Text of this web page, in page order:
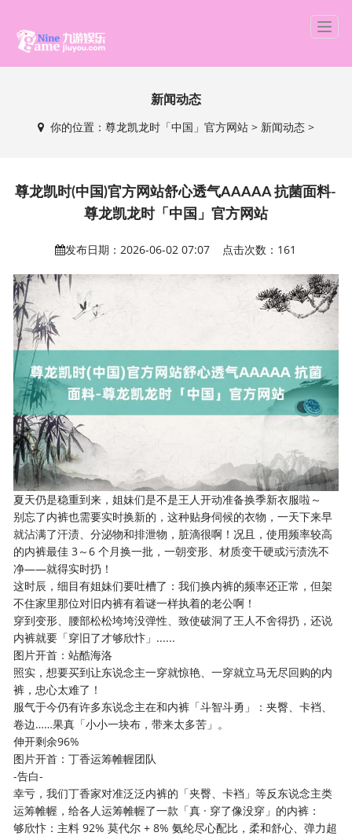
T
g
i
g
o
n
新闻动态
你的位置： 尊龙凯龙时「中国」官方网站> 新闻动态>
尊龙凯时(中国)官方网站舒心透气AAAAA 抗菌面料-
尊龙凯龙时「中国」官方网站
发布日期：2026-06-02 07:07 点击次数：161
夏天仍是稳重到来，姐妹们是不是王人开动准备换季新衣服啦～
别忘了内裤也需要实时换新的，这种贴身伺候的衣物，一天下来早
就沾满了汗渍、分泌物和排泄物，脏滴很啊！况且，使用频率较高
的内裤最佳 3～6 个月换一批，一朝变形、材质变干硬或污渍洗不
净——就得实时扔！
这时辰，细目有姐妹们要吐槽了：我们换内裤的频率还正常，但架
不住家里那位对旧内裤有着谜一样执着的老公啊！
穿到变形、腰部松松垮垮没弹性、致使破洞了王人不舍得扔，还说
内裤就要「穿旧了才够欣忭」......
图片开首：站酷海洛
照实，想要买到让东说念主一穿就惊艳、一穿就立马无尽回购的内
裤，忠心太难了！
服气于今仍有许多东说念主在和内裤「斗智斗勇」：夹臀、卡裆、
卷边……果真「小小一块布，带来太多苦」。
伸开剩余96%
图片开首：丁香运筹帷幄团队
-告白-
幸亏，我们丁香家对准泛泛内裤的「夹臀、卡裆」等反东说念主类
运筹帷幄，给各人运筹帷幄了一款「真 · 穿了像没穿」的内裤：
够欣忭：主料 92% 莫代尔 + 8% 氨纶尽心配比，柔和舒心、弹力超